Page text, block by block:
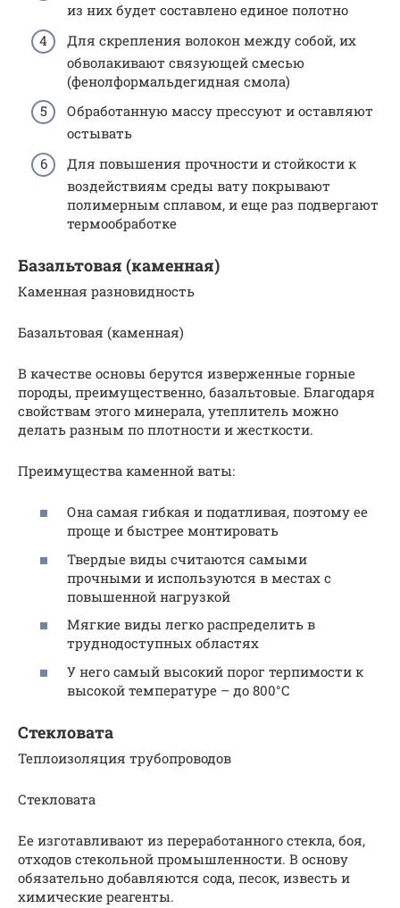
из них будет составлено единое полотно
Для скрепления волокон между собой, их
обволакивают связующей смесью
(фенолформальдегидная смола)
Обработанную массу прессуют и оставляют
остывать
Для повышения прочности и стойкости к
воздействиям среды вату покрывают
полимерным сплавом, и еще раз подвергают
термообработке
Базальтовая (каменная)
Каменная разновидность
Базальтовая (каменная)
В качестве основы берутся изверженные горные
породы, преимущественно, базальтовые. Благодаря
свойствам этого минерала, утеплитель можно
делать разным по плотности и жесткости.
Преимущества каменной ваты:
Она самая гибкая и податливая, поэтому ее
проще и быстрее монтировать
Твердые виды считаются самыми
прочными и используются в местах с
повышенной нагрузкой
Мягкие виды легко распределить в
труднодоступных областях
У него самый высокий порог терпимости к
высокой температуре – до 800°С
Стекловата
Теплоизоляция трубопроводов
Стекловата
Ее изготавливают из переработанного стекла, боя,
отходов стекольной промышленности. В основу
обязательно добавляются сода, песок, известь и
химические реагенты.